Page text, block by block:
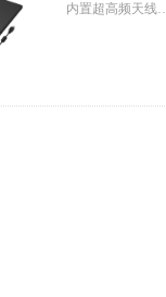
内置超高频天线